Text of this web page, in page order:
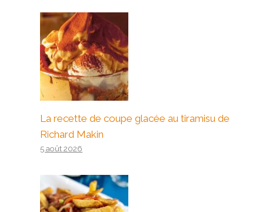
La recette de coupe glacée au tiramisu de
Richard Makin
5 août 2026